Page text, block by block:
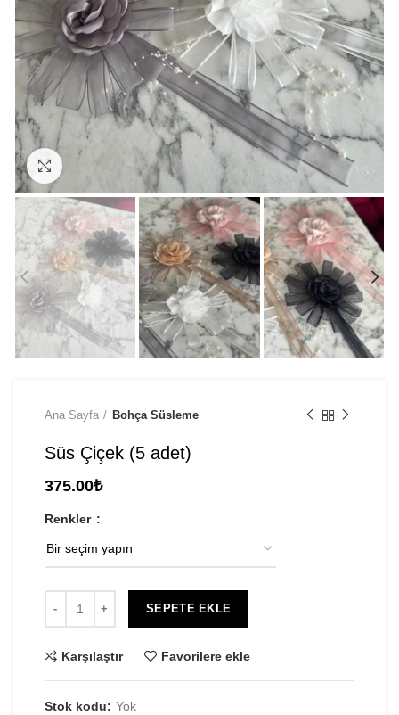
Click to enlarge
Ana Sayfa Bohça Süsleme
Süs Çiçek (5 adet)
375.00₺
Renkler
SEPETE EKLE
Karşılaştır Favorilere ekle
Stok kodu: Yok